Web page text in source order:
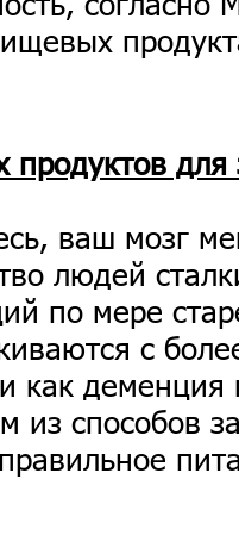
для
ваш мозг
людей
по мере
с
как деменция
из способов